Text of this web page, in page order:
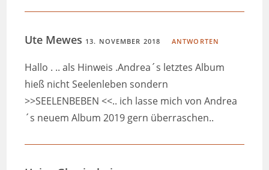
Ute Mewes 13. NOVEMBER 2018 ANTWORTEN
Hallo . .. als Hinweis .Andrea´s letztes Album
hieß nicht Seelenleben sondern
>>SEELENBEBEN <<.. ich lasse mich von Andrea
´s neuem Album 2019 gern überraschen..